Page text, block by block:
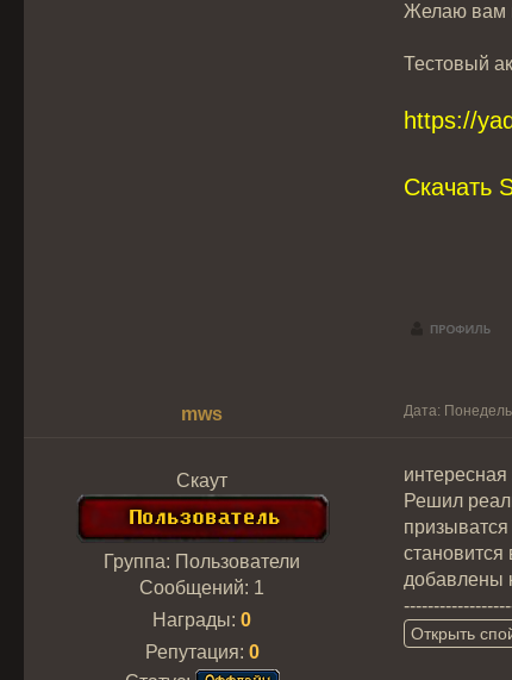
Желаю вам
Тестовый
https://
Скачать
mws Дата:
Скаут
Группа: Пользователи
Сообщений: 1
Награды: 0
Репутация: 0
интересная
Решил
добавлены